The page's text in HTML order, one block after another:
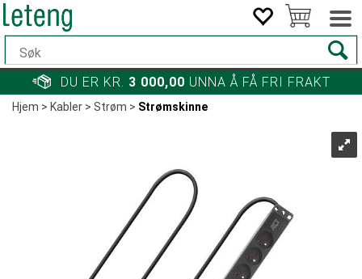
DU ER KR. 3 000,00 UNNA Å FÅ FRI FRAKT
Hjem>Kabler>Strøm>Strømskinne